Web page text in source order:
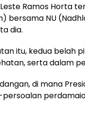
Ramos Horta
bersama NU
dia.
itu, kedua belah
serta dalam
di mana